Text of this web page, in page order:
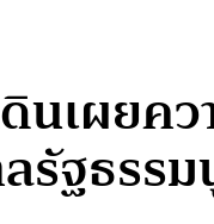
นเผยค
รัฐธรร